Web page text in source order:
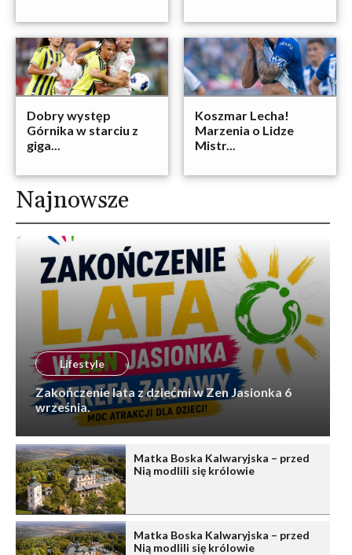
Dobry występ
Górnika w starciu z
giga...
Koszmar Lecha!
Marzenia o Lidze
Mistr...
Najnowsze
Lifestyle
Zakończenie lata z dziećmi w Zen Jasionka 6
września.
Matka Boska Kalwaryjska – przed
Nią modlili się królowie
Matka Boska Kalwaryjska – przed
Nią modlili się królowie